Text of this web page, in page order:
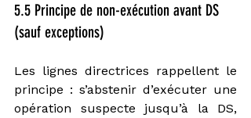
5.5 Principe de non-exécution avant DS
(sauf exceptions)
Les lignes directrices rappellent le
principe : s’abstenir d’exécuter une
opération suspecte jusqu’à la DS,